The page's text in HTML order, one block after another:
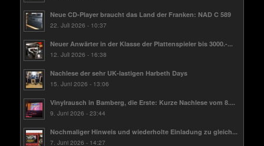
Neue CD-Player braucht das Land der Franken: NAD C 589
22. Juli 2026 - 10:37
Neuer Anwärter in der Klasse der Plattenspieler bis 3000.-...
12. Juli 2026 - 16:38
Nachlese der sehr UK-lastigen Harbeth Days
15. Juni 2026 - 13:06
Vinylrausch in Bamberg, die Erste: Kurze Nachlese vom 8....
9. Juni 2026 - 23:44
Nochmaliger Hinweis und wiederholte Einladung zu gleich...
7. Juni 2026 - 14:27